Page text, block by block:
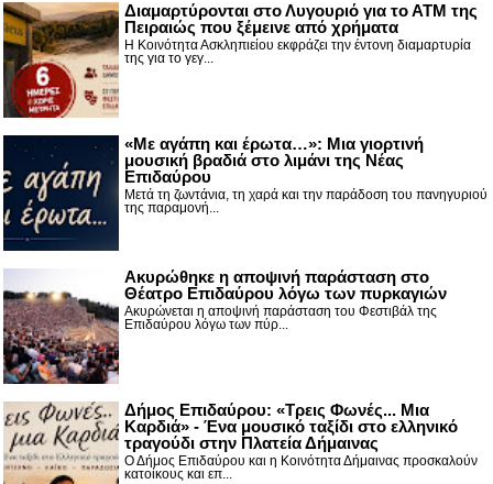
Διαμαρτύρονται στο Λυγουριό για το ΑΤΜ της
Πειραιώς που ξέμεινε από χρήματα
Η Κοινότητα Ασκληπιείου εκφράζει την έντονη διαμαρτυρία
της για το γεγ...
«Με αγάπη και έρωτα…»: Μια γιορτινή
μουσική βραδιά στο λιμάνι της Νέας
Επιδαύρου
Μετά τη ζωντάνια, τη χαρά και την παράδοση του πανηγυριού
της παραμονή...
Ακυρώθηκε η αποψινή παράσταση στο
Θέατρο Επιδαύρου λόγω των πυρκαγιών
Ακυρώνεται η αποψινή παράσταση του Φεστιβάλ της
Επιδαύρου λόγω των πύρ...
Δήμος Επιδαύρου: «Τρεις Φωνές... Μια
Καρδιά» - Ένα μουσικό ταξίδι στο ελληνικό
τραγούδι στην Πλατεία Δήμαινας
Ο Δήμος Επιδαύρου και η Κοινότητα Δήμαινας προσκαλούν
κατοίκους και επ...